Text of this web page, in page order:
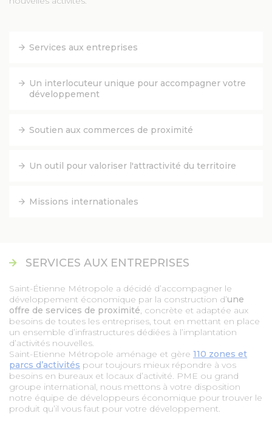
TWITTER
INSTAGRAM
AGENDA
SÉM LE MAG
PRESSE
DESIGN
CARTOGRAPHIE
Services aux entreprises
Un interlocuteur unique pour accompagner votre
développement
Soutien aux commerces de proximité
Un outil pour valoriser l'attractivité du territoire
Missions internationales
SERVICES AUX ENTREPRISES
Saint-Étienne Métropole a décidé d’accompagner le
développement économique par la construction d’une
offre de services de proximité, concrète et adaptée aux
besoins de toutes les entreprises, tout en mettant en place
un ensemble d’infrastructures dédiées à l’implantation
d’activités nouvelles.
Saint-Etienne Métropole aménage et gère 110 zones et
parcs d’activités pour toujours mieux répondre à vos
besoins en bureaux et locaux d’activité. PME ou grand
groupe international, nous mettons à votre disposition
notre équipe de développeurs économique pour trouver le
produit qu’il vous faut pour votre développement.